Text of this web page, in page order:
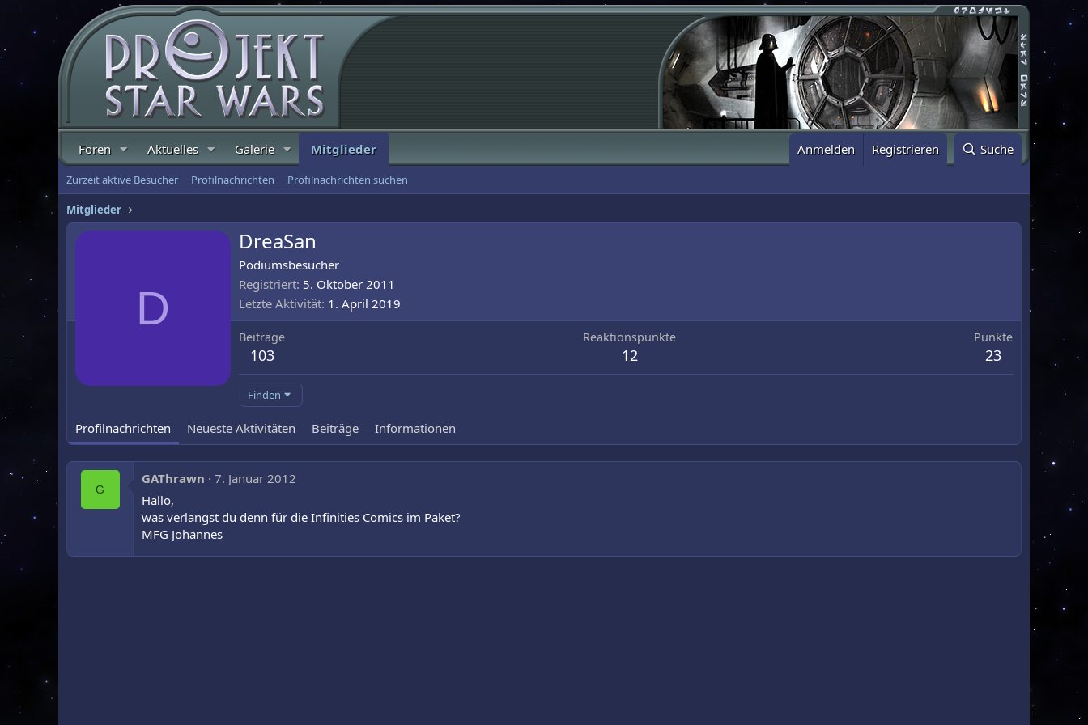
Foren Aktuelles Galerie Mitglieder Anmelden Registrieren Suche
Zurzeit aktive Besucher Profilnachrichten Profilnachrichten suchen
Mitglieder
D
DreaSan
Podiumsbesucher
Registriert 5. Oktober 2011
Letzte Aktivität 1. April 2019
Beiträge
103
Reaktionspunkte
12
Punkte
23
Finden
Profilnachrichten Neueste Aktivitäten Beiträge Informationen
G
GAThrawn
7. Januar 2012
Hallo,
was verlangst du denn für die Infinities Comics im Paket?
MFG Johannes